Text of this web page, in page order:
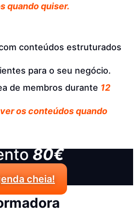
quando quiser.
conteúdos estruturados
para o seu negócio.
de membros durante 12
os conteúdos quando
80€
cheia!